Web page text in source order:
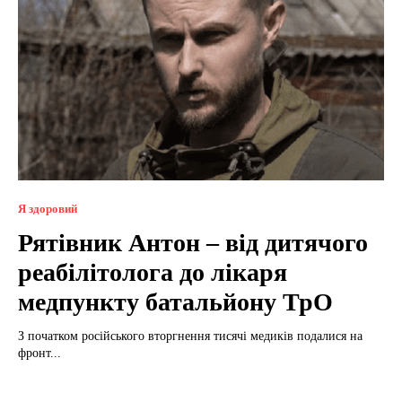
Я здоровий
Рятівник Антон – від дитячого
реабілітолога до лікаря
медпункту батальйону ТрО
З початком російського вторгнення тисячі медиків подалися на
фронт...